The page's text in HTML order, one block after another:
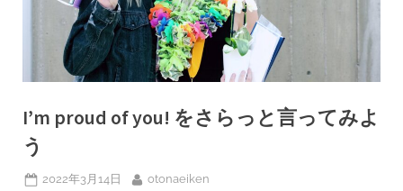
I’m proud of you! をさらっと言ってみよ
う
Posted
2022年3月14日 By
otonaeiken